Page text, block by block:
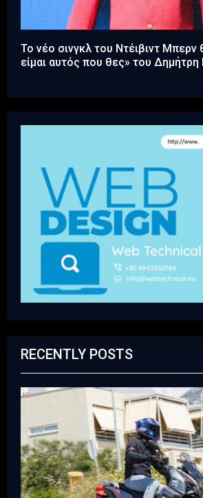
Το νέο σινγκλ του Ντέιβιντ Μπερν
είμαι αυτός που θες» του
RECENTLY POSTS